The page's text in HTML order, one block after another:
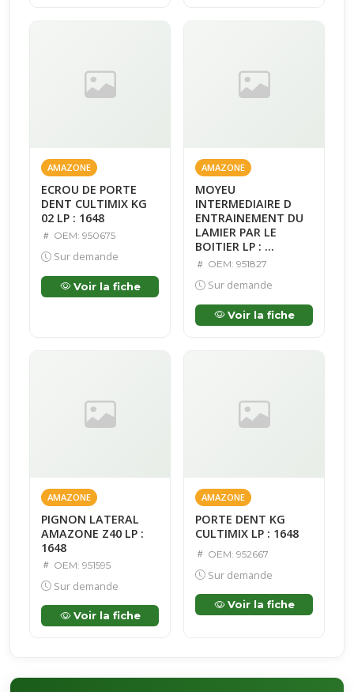
AMAZONE
ECROU DE PORTE
DENT CULTIMIX KG
02 LP : 1648
OEM: 950675
Sur demande
Voir la fiche
AMAZONE
MOYEU
INTERMEDIAIRE D
ENTRAINEMENT DU
LAMIER PAR LE
BOITIER LP : ...
OEM: 951827
Sur demande
Voir la fiche
AMAZONE
PIGNON LATERAL
AMAZONE Z40 LP :
1648
OEM: 951595
Sur demande
Voir la fiche
AMAZONE
PORTE DENT KG
CULTIMIX LP : 1648
OEM: 952667
Sur demande
Voir la fiche